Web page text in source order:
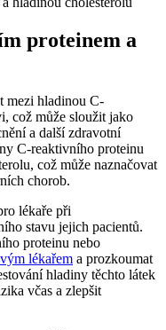
proteinem a
mezi hladinou C-
což může sloužit jako
a další zdravotní
C-reaktivního proteinu
což může naznačovat
chorob.
lékaře při
stavu jejich pacientů.
proteinu nebo
lékařem a prozkoumat
hladiny těchto látek
včas a zlepšit